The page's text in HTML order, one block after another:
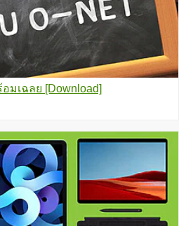
มเฉลย [Download]